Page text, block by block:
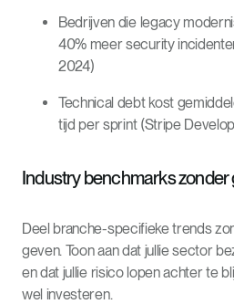
Bedrijven die legacy
40% meer security
2024)
Technical debt kost
tijd per sprint (Stripe
Industry benchmarks zonder
Deel branche-specifieke trends
geven. Toon aan dat jullie sector
en dat jullie risico lopen achter te
wel investeren.